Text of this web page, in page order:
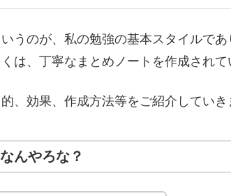
うのが、私の勉強の基本スタイルで
は、丁寧なまとめノートを作成されて
、効果、作成方法等をご紹介していき
んやろな？